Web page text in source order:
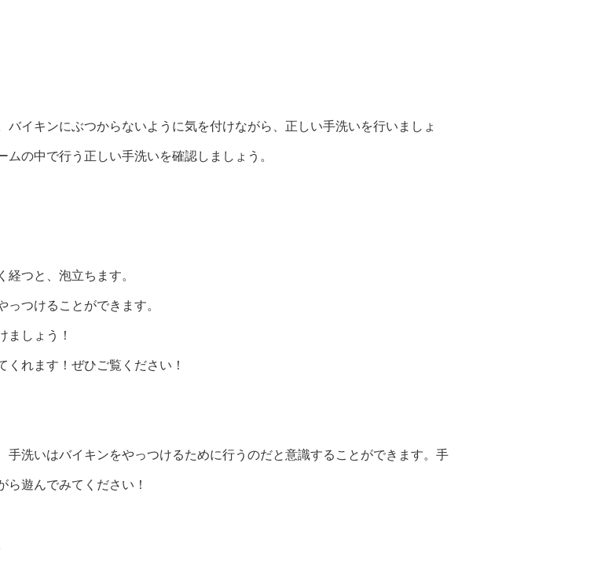
イキンにぶつからないように気を付けながら、正しい手洗いを行いましょ
の中で行う正しい手洗いを確認しましょう。
つと、泡立ちます。
つけることができます。
しょう！
れます！ぜひご覧ください！
洗いはバイキンをやっつけるために行うのだと意識することができます。手
遊んでみてください！